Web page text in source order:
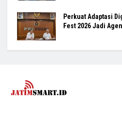
Perkuat Adaptasi
Fest 2026 Jadi